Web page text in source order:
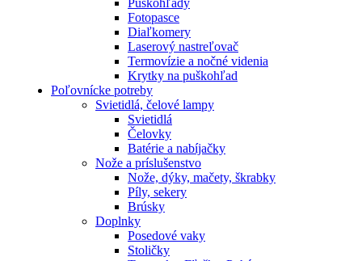
Puškohľady
Fotopasce
Diaľkomery
Laserový nastreľovač
Termovízie a nočné videnia
Krytky na puškohľad
Poľovnícke potreby
Svietidlá, čelové lampy
Svietidlá
Čelovky
Batérie a nabíjačky
Nože a príslušenstvo
Nože, dýky, mačety, škrabky
Píly, sekery
Brúsky
Doplnky
Posedové vaky
Stoličky